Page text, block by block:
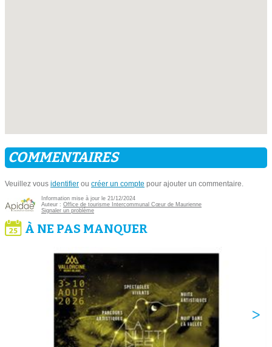
COMMENTAIRES
Veuillez vous identifier ou créer un compte pour ajouter un commentaire.
Information mise à jour le 21/12/2024
Auteur : Office de tourisme Intercommunal Cœur de Maurienne
Signaler un problème
À NE PAS MANQUER